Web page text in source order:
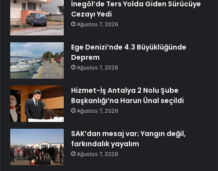
İnegöl’de Ters Yolda Giden Sürücüye
Cezayı Yedi
Ağustos 7, 2026
Ege Denizi’nde 4.3 Büyüklüğünde
Deprem
Ağustos 7, 2026
Hizmet-İş Antalya 2 Nolu Şube
Başkanlığı’na Harun Ünal seçildi
Ağustos 7, 2026
SAK’dan mesaj var; Yangın değil,
farkındalık yayalım
Ağustos 7, 2026